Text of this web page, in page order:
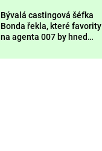
Sledujte nás
Bývalá castingová šéfka
Bonda řekla, které favority
na agenta 007 by hned